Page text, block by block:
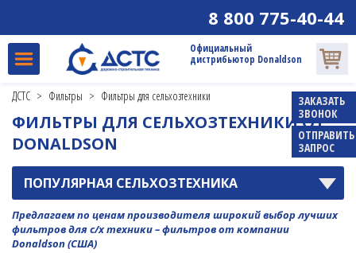
8 800 775-40-44
Официальный
дистрибьютор Donaldson
ЗАКАЗАТЬ
ЗВОНОК
ОТПРАВИТЬ
ЗАПРОС
ДСТС > Фильтры > Фильтры для сельхозтехники
ФИЛЬТРЫ ДЛЯ СЕЛЬХОЗТЕХНИКИ ОТ
DONALDSON
ПОПУЛЯРНАЯ СЕЛЬХОЗТЕХНИКА
AGCO
ANTONIO CARRARO
Предлагаем по ценам производителя широкий выбор лучших
фильтров для с/х техники – фильтров от компании
Donaldson (США)